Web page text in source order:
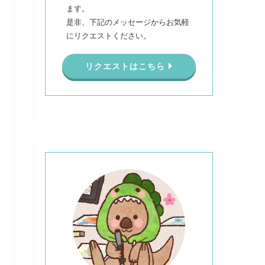
ます。
是非、下記のメッセージからお気軽
にリクエストください。
リクエストはこちら